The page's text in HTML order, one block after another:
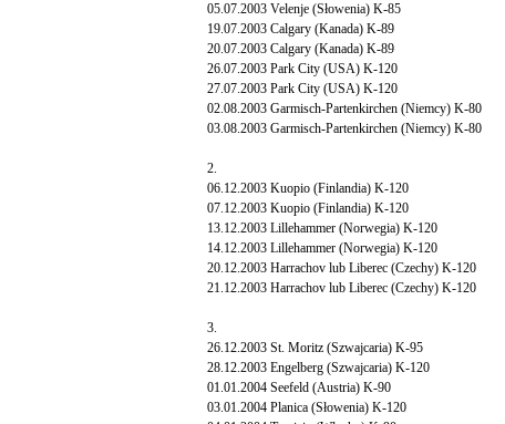
05.07.2003 Velenje (Słowenia) K-85
19.07.2003 Calgary (Kanada) K-89
20.07.2003 Calgary (Kanada) K-89
26.07.2003 Park City (USA) K-120
27.07.2003 Park City (USA) K-120
02.08.2003 Garmisch-Partenkirchen (Niemcy) K-80
03.08.2003 Garmisch-Partenkirchen (Niemcy) K-80
2.
06.12.2003 Kuopio (Finlandia) K-120
07.12.2003 Kuopio (Finlandia) K-120
13.12.2003 Lillehammer (Norwegia) K-120
14.12.2003 Lillehammer (Norwegia) K-120
20.12.2003 Harrachov lub Liberec (Czechy) K-120
21.12.2003 Harrachov lub Liberec (Czechy) K-120
3.
26.12.2003 St. Moritz (Szwajcaria) K-95
28.12.2003 Engelberg (Szwajcaria) K-120
01.01.2004 Seefeld (Austria) K-90
03.01.2004 Planica (Słowenia) K-120